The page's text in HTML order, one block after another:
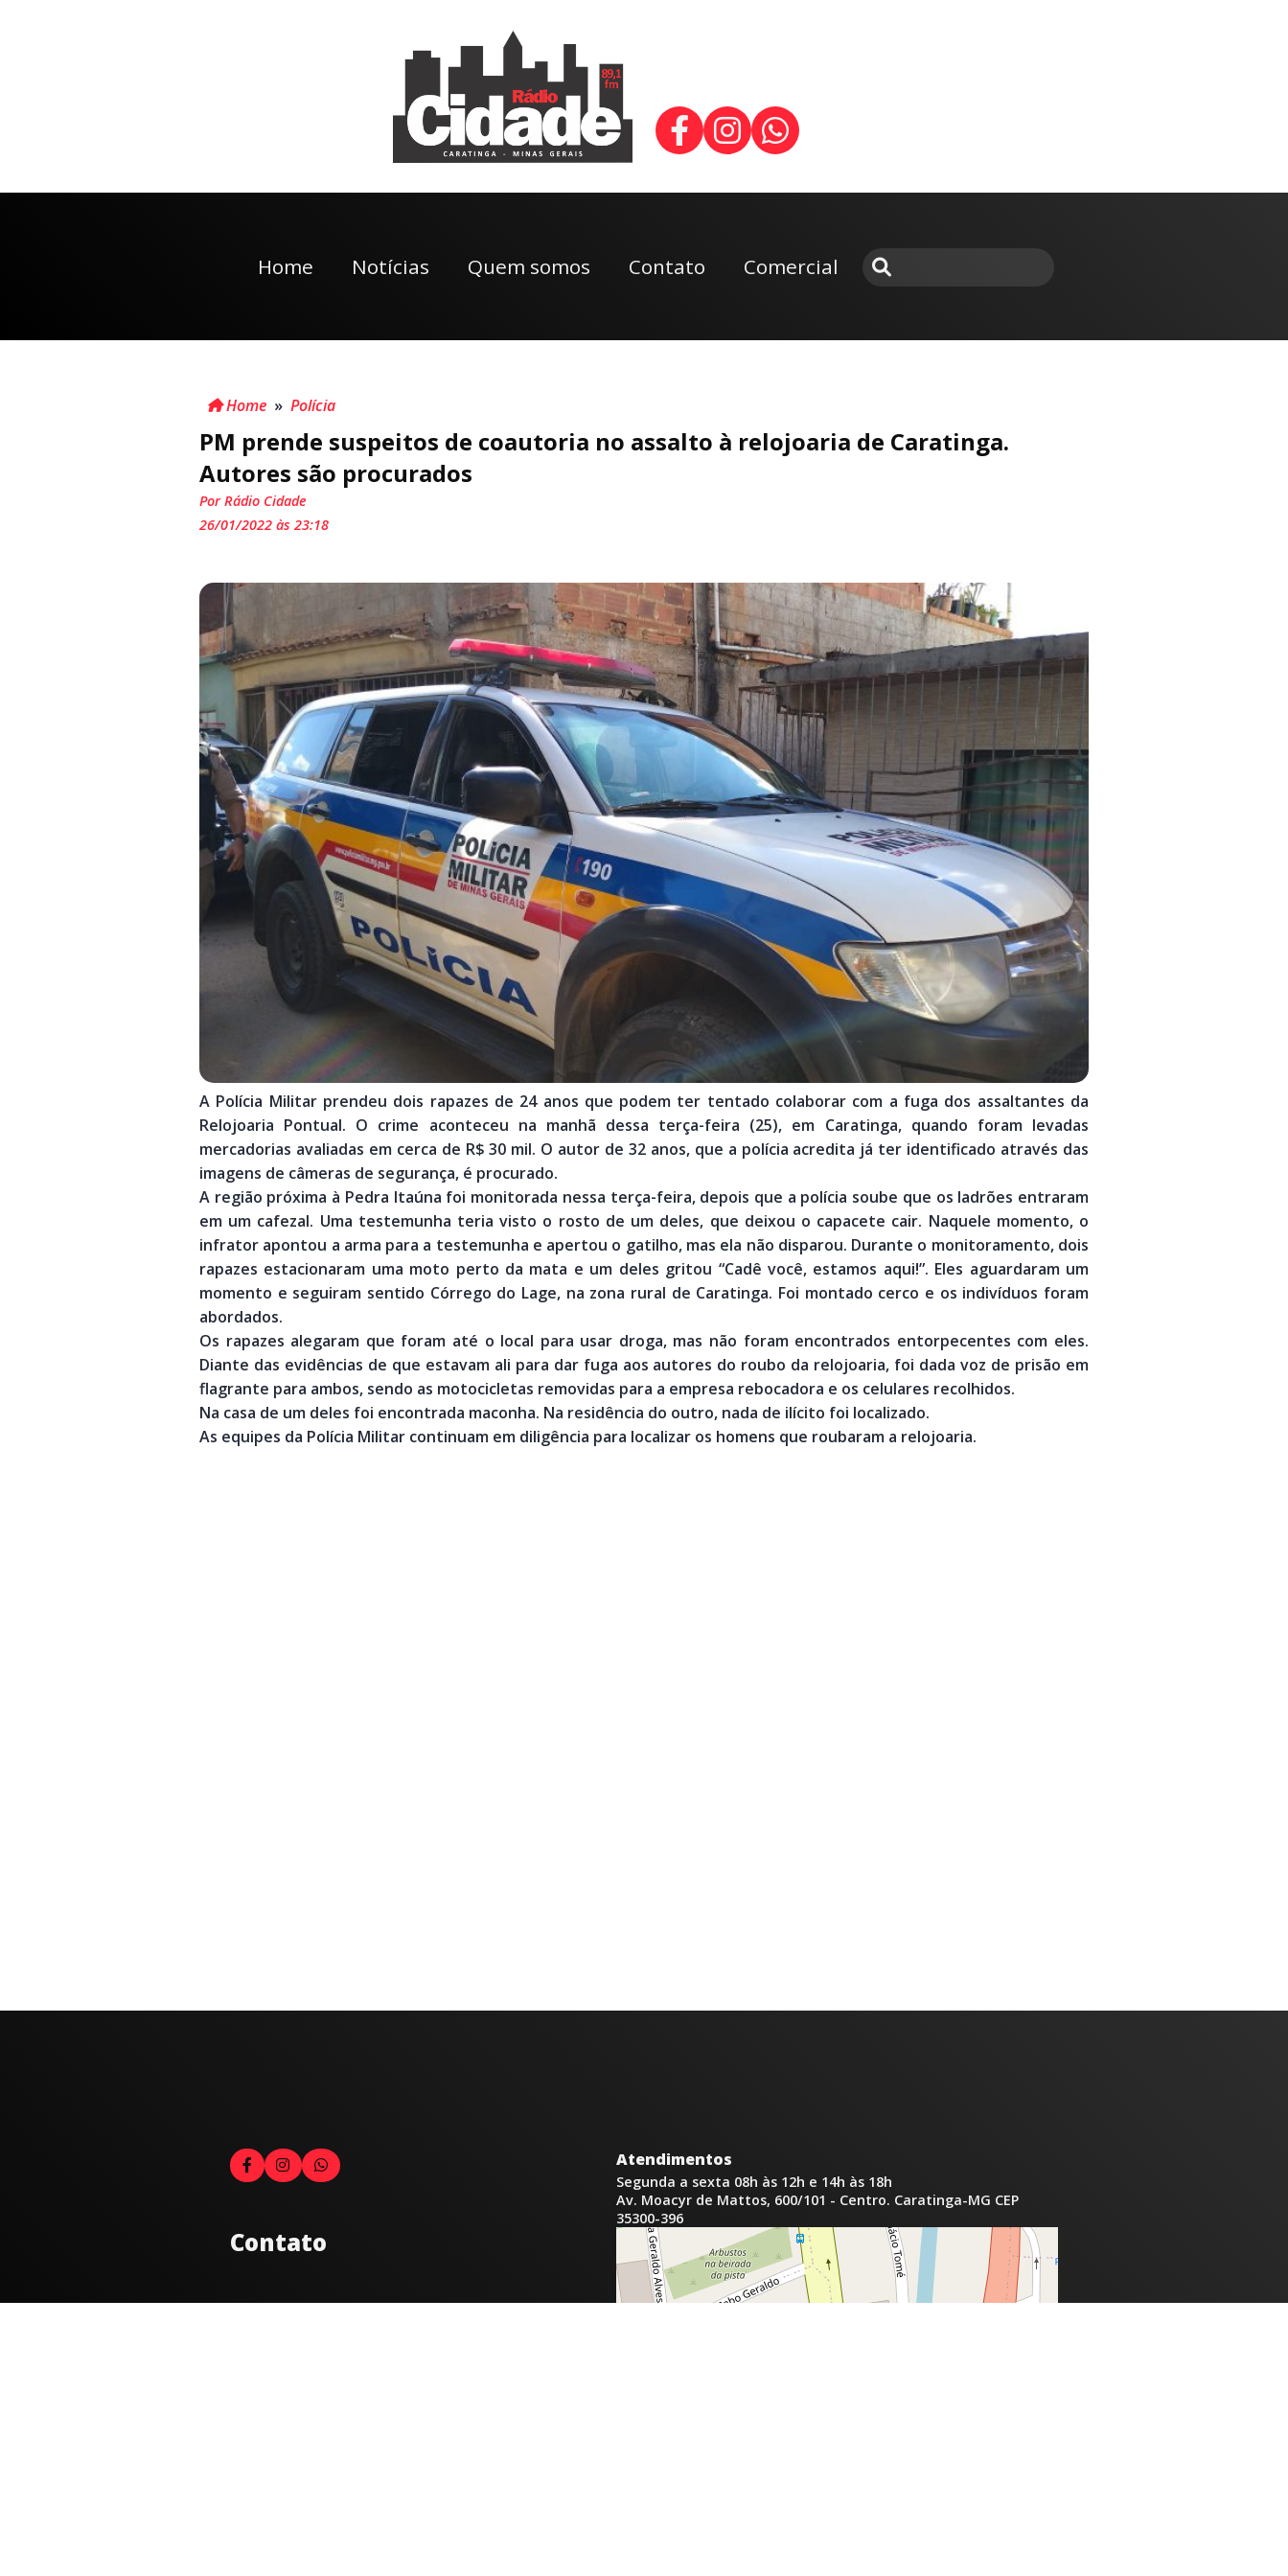
Home Notícias Quem somos Contato Comercial
Home » Polícia
PM prende suspeitos de coautoria no assalto à relojoaria de Caratinga.
Autores são procurados
Por Rádio Cidade
26/01/2022 às 23:18
A Polícia Militar prendeu dois rapazes de 24 anos que podem ter tentado colaborar com a fuga dos assaltantes da
Relojoaria Pontual. O crime aconteceu na manhã dessa terça-feira (25), em Caratinga, quando foram levadas
mercadorias avaliadas em cerca de R$ 30 mil. O autor de 32 anos, que a polícia acredita já ter identificado através das
imagens de câmeras de segurança, é procurado.
A região próxima à Pedra Itaúna foi monitorada nessa terça-feira, depois que a polícia soube que os ladrões entraram
em um cafezal. Uma testemunha teria visto o rosto de um deles, que deixou o capacete cair. Naquele momento, o
infrator apontou a arma para a testemunha e apertou o gatilho, mas ela não disparou. Durante o monitoramento, dois
rapazes estacionaram uma moto perto da mata e um deles gritou “Cadê você, estamos aqui!”. Eles aguardaram um
momento e seguiram sentido Córrego do Lage, na zona rural de Caratinga. Foi montado cerco e os indivíduos foram
abordados.
Os rapazes alegaram que foram até o local para usar droga, mas não foram encontrados entorpecentes com eles.
Diante das evidências de que estavam ali para dar fuga aos autores do roubo da relojoaria, foi dada voz de prisão em
flagrante para ambos, sendo as motocicletas removidas para a empresa rebocadora e os celulares recolhidos.
Na casa de um deles foi encontrada maconha. Na residência do outro, nada de ilícito foi localizado.
As equipes da Polícia Militar continuam em diligência para localizar os homens que roubaram a relojoaria.
Contato
Atendimentos
Segunda a sexta 08h às 12h e 14h às 18h
Av. Moacyr de Mattos, 600/101 - Centro. Caratinga-MG CEP
35300-396